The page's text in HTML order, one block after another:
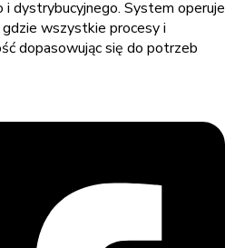
i dystrybucyjnego. System operuje
gdzie wszystkie procesy i
dopasowując się do potrzeb